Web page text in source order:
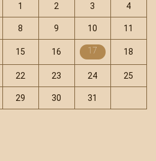
1 2 3 4
8 9 10 11
15 16 17 18
22 23 24 25
29 30
31